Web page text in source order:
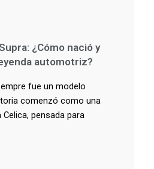
¿Cómo nació y
automotriz?
fue un modelo
comenzó como una
pensada para